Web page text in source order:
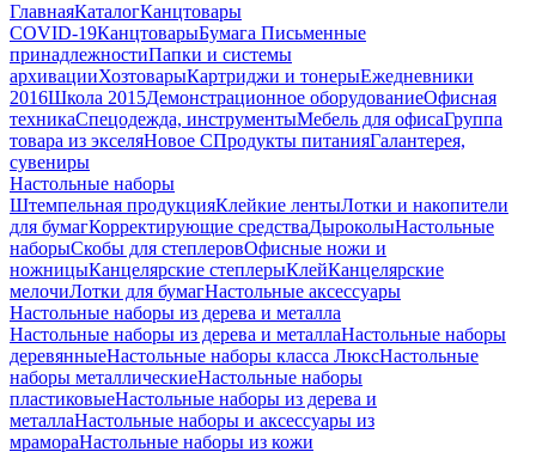
ГлавнаяКаталогКанцтовары
COVID-19КанцтоварыБумага Письменные
принадлежностиПапки и системы
архивацииХозтоварыКартриджи и тонерыЕжедневники
2016Школа 2015Демонстрационное оборудованиеОфисная
техникаСпецодежда, инструментыМебель для офисаГруппа
товара из экселяНовое СПродукты питанияГалантерея,
сувениры
Настольные наборы
Штемпельная продукцияКлейкие лентыЛотки и накопители
для бумагКорректирующие средстваДыроколыНастольные
наборыСкобы для степлеровОфисные ножи и
ножницыКанцелярские степлерыКлейКанцелярские
мелочиЛотки для бумагНастольные аксессуары
Настольные наборы из дерева и металла
Настольные наборы из дерева и металлаНастольные наборы
деревянныеНастольные наборы класса ЛюксНастольные
наборы металлическиеНастольные наборы
пластиковыеНастольные наборы из дерева и
металлаНастольные наборы и аксессуары из
мрамораНастольные наборы из кожи